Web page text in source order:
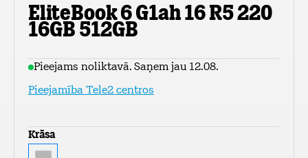
EliteBook 6 G1ah 16 R5 220
16GB 512GB
Pieejams noliktavā. Saņem jau 12.08.
Pieejamība Tele2 centros
Krāsa